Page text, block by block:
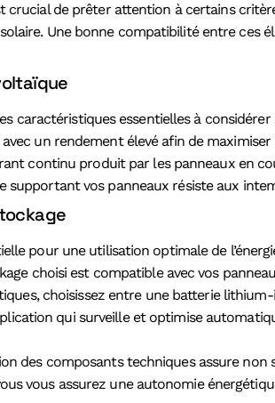
crucial de prêter attention à certains
Une bonne compatibilité entre
caractéristiques essentielles à considérer
un rendement élevé afin de
continu produit par les panneaux en
vos panneaux résiste aux
pour une utilisation optimale de
choisi est compatible avec vos
choisissez entre une batterie
qui surveille et optimise
des composants techniques assure
vous assurez une autonomie